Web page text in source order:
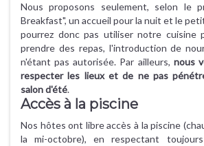
Nous proposons seulement, selon le
Breakfast", un accueil pour la nuit et le
pourrez donc pas utiliser notre cuisine
prendre des repas, l'introduction de
n'étant pas autorisée. Par ailleurs, nous
respecter les lieux et de ne pas
salon d'été.
Accès à la piscine
Nos hôtes ont libre accès à la piscine
la mi-octobre), en respectant